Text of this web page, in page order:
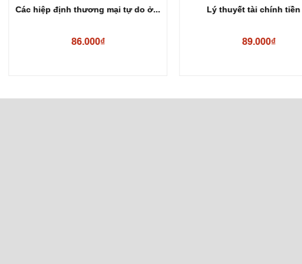
định thương mại tự do ở... Lý thuyết tài chính tiền tệ